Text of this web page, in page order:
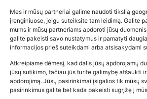
Mes ir mūsų partneriai galime naudoti tikslią
įrenginiuose, jeigu suteiksite tam leidimą. Galite
mums ir mūsų partneriams apdoroti jūsų
galite pakeisti savo nustatymus ir pamatyti
informacijos prieš suteikdami arba atsisakydami
Atkreipiame dėmesį, kad dalis jūsų apdorojamų
jūsų sutikimo, tačiau jūs turite galimybę atšaukti
apdorojimą. Jūsų pasirinkimai įsigalios tik mūsų
pasirinkimus galite bet kada pakeisti sugrįžę į
Populiariausios
kūdikių tyrelės –…
2026-02-22